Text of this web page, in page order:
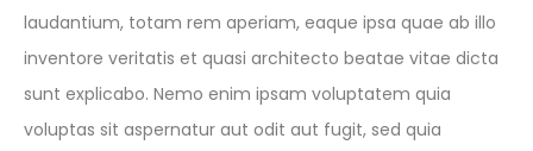
laudantium, totam rem aperiam, eaque ipsa quae ab illo
inventore veritatis et quasi architecto beatae vitae dicta
sunt explicabo. Nemo enim ipsam voluptatem quia
voluptas sit aspernatur aut odit aut fugit, sed quia